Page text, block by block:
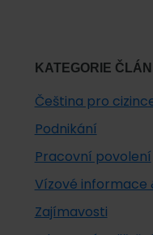
KATEGORIE
Čeština pro
Podnikání
Pracovní povolení
Vízové informace
Zajímavosti